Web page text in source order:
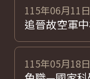
115年06月11日
追晉故空軍
115年05月18日